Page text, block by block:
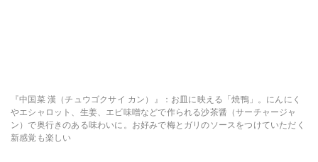
『中国菜 漢（チュウゴクサイ カン）』：お皿に映える「焼鴨」。にんにく
やエシャロット、生姜、エビ味噌などで作られる沙茶醤（サーチャージャ
ン）で奥行きのある味わいに。お好みで梅とガリのソースをつけていただく
新感覚も楽しい